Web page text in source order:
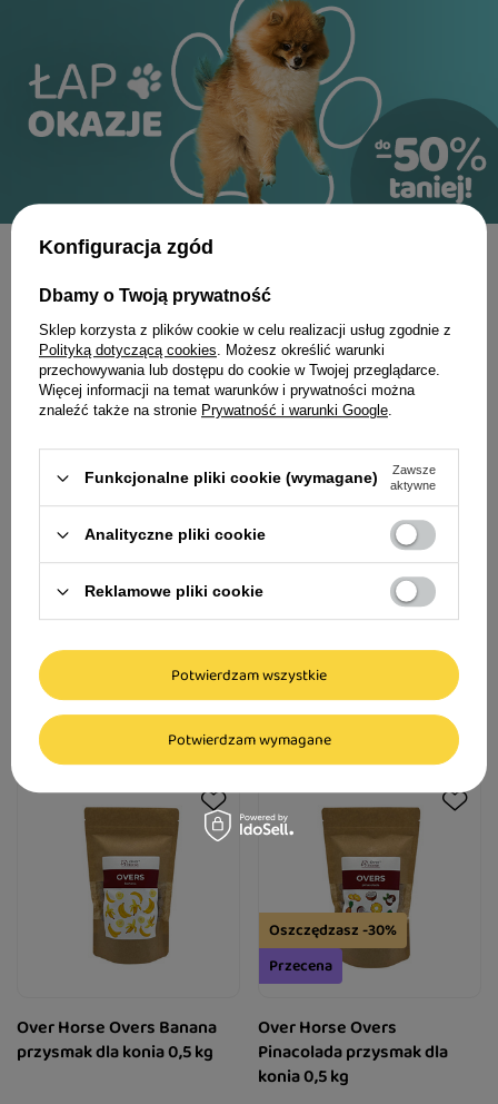
Over Horse Sól Himalajska
lizawka dla koni 2,5 - 3 kg
33,94 zł
11,31 zł / kg
Over Horse Overs Apple-
Mint przysmak dla konia 0,5
21,33 zł
42,66 zł / kg
Over Horse Overs Banana
przysmak dla konia 0,5 kg
Oszczędzasz -30%
Przecena
Over Horse Overs
Pinacolada przysmak dla
konia 0,5 kg
Konfiguracja zgód
Dbamy o Twoją prywatność
Sklep korzysta z plików cookie w celu realizacji usług zgodnie z
Polityką dotyczącą cookies. Możesz określić warunki
przechowywania lub dostępu do cookie w Twojej przeglądarce.
Więcej informacji na temat warunków i prywatności można
znaleźć także na stronie Prywatność i warunki Google.
Funkcjonalne pliki cookie (wymagane)
Zawsze
aktywne
Analityczne pliki cookie
Reklamowe pliki cookie
Potwierdzam wymagane
Potwierdzam wszystkie